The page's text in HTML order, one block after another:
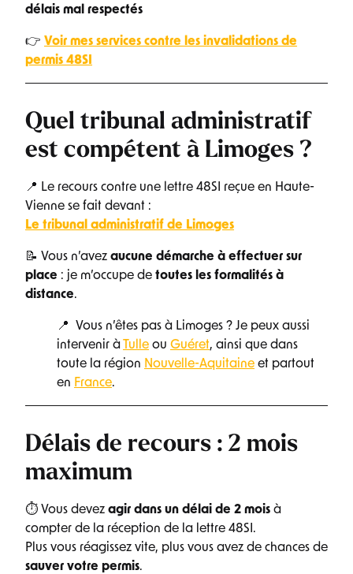
délais mal respectés
👉 Voir mes services contre les invalidations de
permis 48SI
Quel tribunal administratif
est compétent à Limoges ?
📍 Le recours contre une lettre 48SI reçue en Haute-
Vienne se fait devant :
Le tribunal administratif de Limoges
📝 Vous n’avez aucune démarche à effectuer sur
place : je m’occupe de toutes les formalités à
distance.
📍 Vous n’êtes pas à Limoges ? Je peux aussi
intervenir à
Tulle ou Guéret, ainsi que dans
toute la région Nouvelle-Aquitaine et partout
en France.
Délais de recours : 2 mois
maximum
⏱ Vous devez agir dans un délai de 2 mois à
compter de la réception de la lettre 48SI.
Plus vous réagissez vite, plus vous avez de chances de
sauver votre permis.